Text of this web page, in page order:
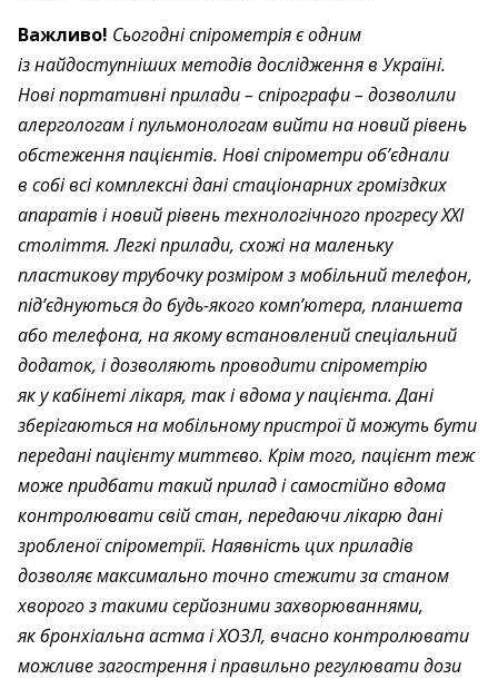
Важливо! Сьогодні спірометрія є одним
із найдоступніших методів дослідження в Україні.
Нові портативні прилади – спірографи – дозволили
алергологам і пульмонологам вийти на новий рівень
обстеження пацієнтів. Нові спірометри об’єднали
в собі всі комплексні дані стаціонарних громіздких
апаратів і новий рівень технологічного прогресу ХХІ
століття. Легкі прилади, схожі на маленьку
пластикову трубочку розміром з мобільний телефон,
під’єднуються до будь-якого комп’ютера, планшета
або телефона, на якому встановлений спеціальний
додаток, і дозволяють проводити спірометрію
як у кабінеті лікаря, так і вдома у пацієнта. Дані
зберігаються на мобільному пристрої й можуть бути
передані пацієнту миттєво. Крім того, пацієнт теж
може придбати такий прилад і самостійно вдома
контролювати свій стан, передаючи лікарю дані
зробленої спірометрії. Наявність цих приладів
дозволяє максимально точно стежити за станом
хворого з такими серйозними захворюваннями,
як бронхіальна астма і ХОЗЛ, вчасно контролювати
можливе загострення і правильно регулювати дози